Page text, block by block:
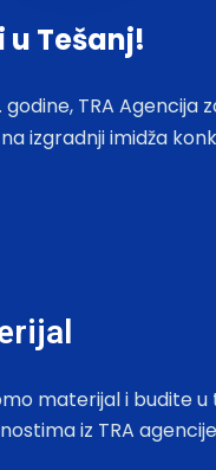
Tešanj!
godine, TRA Agencija
izgradnji imidža
materijal i budite u
iz TRA